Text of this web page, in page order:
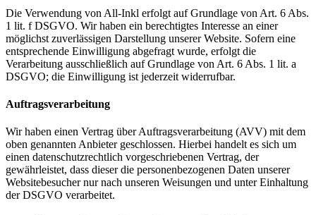
Die Verwendung von All-Inkl erfolgt auf Grundlage von Art. 6 Abs.
1 lit. f DSGVO. Wir haben ein berechtigtes Interesse an einer
möglichst zuverlässigen Darstellung unserer Website. Sofern eine
entsprechende Einwilligung abgefragt wurde, erfolgt die
Verarbeitung ausschließlich auf Grundlage von Art. 6 Abs. 1 lit. a
DSGVO; die Einwilligung ist jederzeit widerrufbar.
Auftragsverarbeitung
Wir haben einen Vertrag über Auftragsverarbeitung (AVV) mit dem
oben genannten Anbieter geschlossen. Hierbei handelt es sich um
einen datenschutzrechtlich vorgeschriebenen Vertrag, der
gewährleistet, dass dieser die personenbezogenen Daten unserer
Websitebesucher nur nach unseren Weisungen und unter Einhaltung
der DSGVO verarbeitet.